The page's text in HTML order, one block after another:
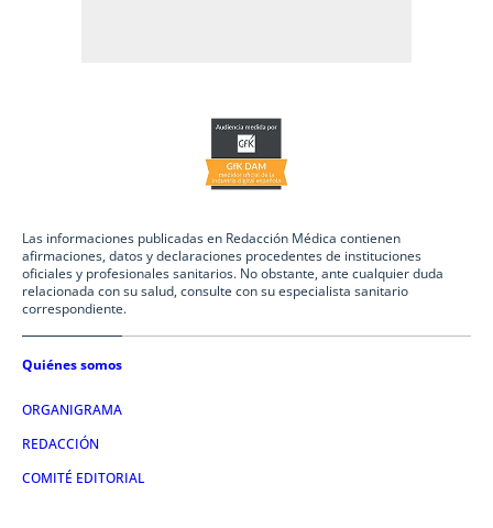
Las informaciones publicadas en Redacción Médica contienen
afirmaciones, datos y declaraciones procedentes de instituciones
oficiales y profesionales sanitarios. No obstante, ante cualquier duda
relacionada con su salud, consulte con su especialista sanitario
correspondiente.
Quiénes somos
ORGANIGRAMA
REDACCIÓN
COMITÉ EDITORIAL